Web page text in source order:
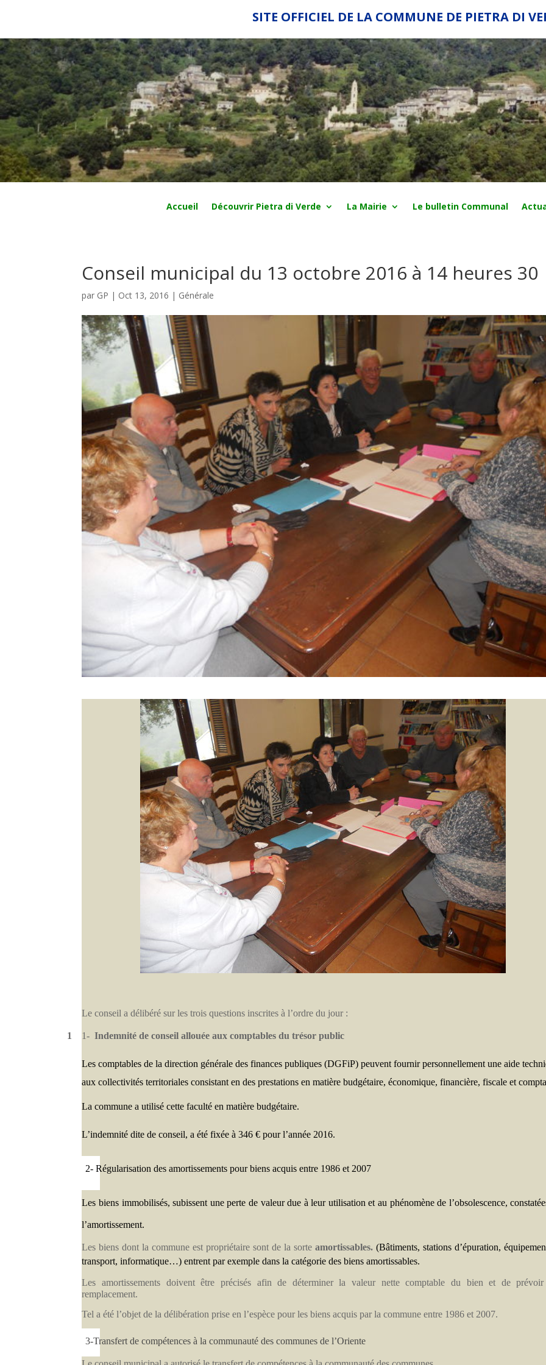
SITE OFFICIEL DE LA COMMUNE DE PIETRA DI
Accueil Découvrir Pietra di Verde La Mairie Le bulletin Communal
Conseil municipal du 13 octobre 2016 à 14 heures 30
par GP | Oct 13, 2016 | Générale
Le conseil a délibéré sur les trois questions inscrites à l’ordre du jour :
1 1-Indemnité de conseil allouée aux comptables du trésor public
Les comptables de la direction générale des finances publiques (DGFiP) peuvent fournir personnellement une aide
aux collectivités territoriales consistant en des prestations en matière budgétaire, économique, financière, fiscale et
La commune a utilisé cette faculté en matière budgétaire.
L’indemnité dite de conseil, a été fixée à 346 € pour l’année 2016.
2- Régularisation des amortissements pour biens acquis entre 1986 et 2007
Les biens immobilisés, subissent une perte de valeur due à leur utilisation et au phénomène de l’obsolescence,
l’amortissement.
Les biens dont la commune est propriétaire sont de la sorteamortissables.(Bâtiments, stations d’épuration,
transport, informatique…) entrent par exemple dans la catégorie des biens amortissables.
Les amortissements doivent être précisés afin de déterminer la valeur nette comptable du bien et de
remplacement.
Tel a été l’objet de la délibération prise en l’espèce pour les biens acquis par la commune entre 1986 et 2007.
3-Transfert de compétences à la communauté des communes de l’Oriente